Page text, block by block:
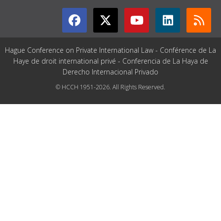
Hague Conference on Private International Law - Conférence de La
Haye de droit international privé - Conferencia de La Haya de
Derecho Internacional Privado
© HCCH 1951-2026. All Rights Reserved.